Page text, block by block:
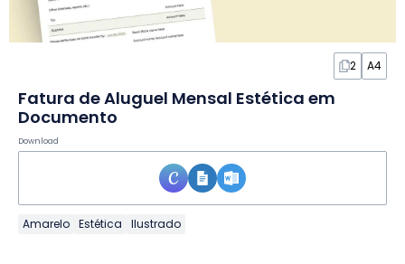
2 A4
Fatura de Aluguel Mensal Estética em
Documento
Download
Amarelo Estética Ilustrado